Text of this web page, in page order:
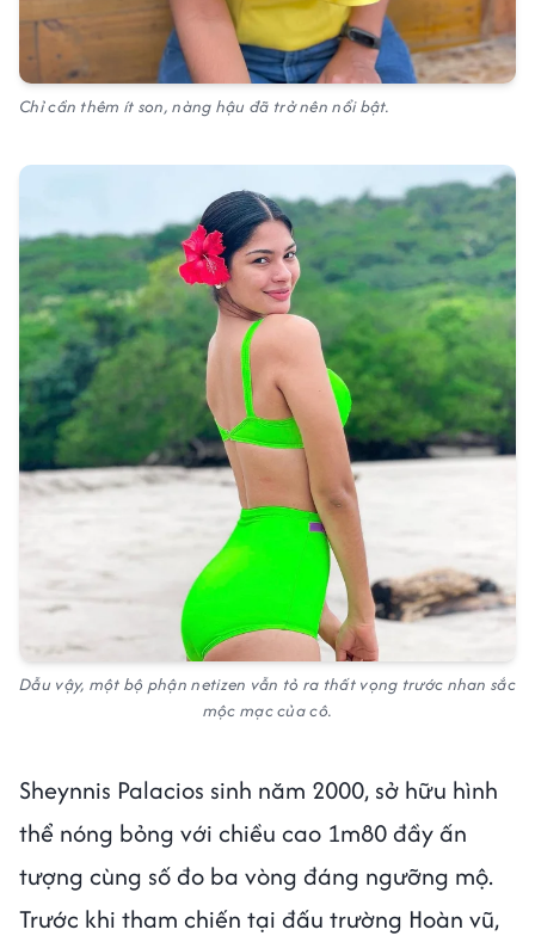
Chỉ cần thêm ít son, nàng hậu đã trở nên nổi bật.
Dẫu vậy, một bộ phận netizen vẫn tỏ ra thất vọng trước nhan sắc
mộc mạc của cô.
Sheynnis Palacios sinh năm 2000, sở hữu hình
thể nóng bỏng với chiều cao 1m80 đầy ấn
tượng cùng số đo ba vòng đáng ngưỡng mộ.
Trước khi tham chiến tại đấu trường Hoàn vũ,